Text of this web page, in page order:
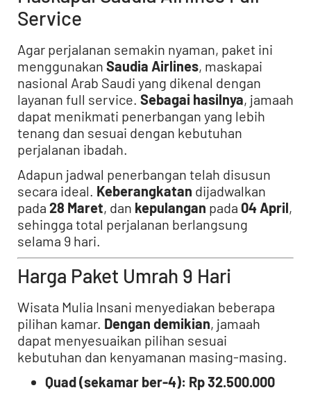
Service
Agar perjalanan semakin nyaman, paket ini
menggunakan Saudia Airlines, maskapai
nasional Arab Saudi yang dikenal dengan
layanan full service. Sebagai hasilnya, jamaah
dapat menikmati penerbangan yang lebih
tenang dan sesuai dengan kebutuhan
perjalanan ibadah.
Adapun jadwal penerbangan telah disusun
secara ideal. Keberangkatan dijadwalkan
pada 28 Maret, dan kepulangan pada 04 April,
sehingga total perjalanan berlangsung
selama 9 hari.
Harga Paket Umrah 9 Hari
Wisata Mulia Insani menyediakan beberapa
pilihan kamar. Dengan demikian, jamaah
dapat menyesuaikan pilihan sesuai
kebutuhan dan kenyamanan masing-masing.
Quad (sekamar ber-4): Rp 32.500.000